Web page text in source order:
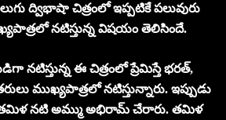
ద్విభాషా చిత్రంలో ఇప్పటికే పలువురు
నటిస్తున్న విషయం తెలిసిందే.
నటిస్తున్న ఈ చిత్రంలో ప్రేమిస్తే భరత్‌,
ముఖ్యపాత్రలో నటిస్తున్నారు. ఇప్పుడు
నటి అమ్ము అభిరామ్‌ చేరారు. తమిళ